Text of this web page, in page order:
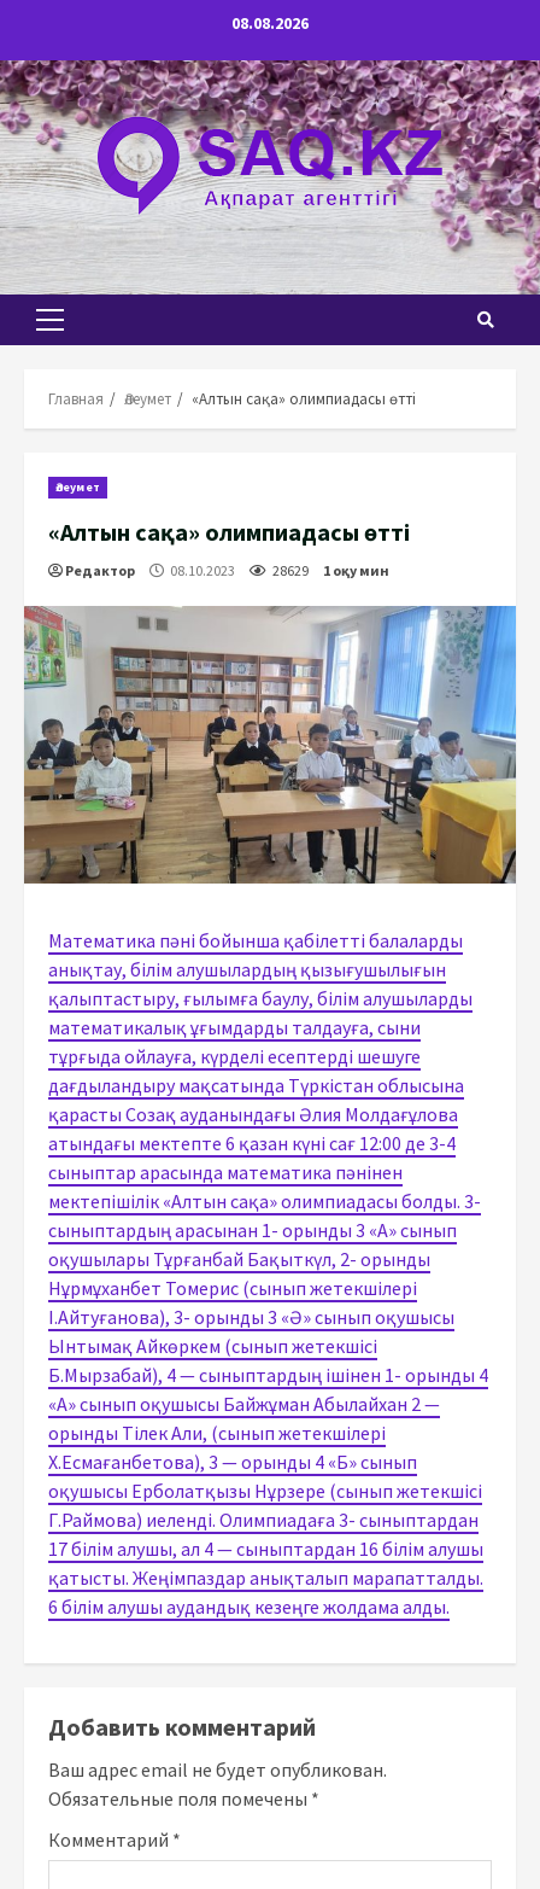
содержимому
08.08.2026
Основное
Главная Әлеумет «Алтын сақа» олимпиадасы өтті
Әлеумет
«Алтын сақа» олимпиадасы өтті
Редактор 08.10.2023 28629 1 оқу мин
Математика пәні бойынша қабілетті балаларды
анықтау, білім алушылардың қызығушылығын
қалыптастыру, ғылымға баулу, білім алушыларды
математикалық ұғымдарды талдауға, сыни
тұрғыда ойлауға, күрделі есептерді шешуге
дағдыландыру мақсатында Түркістан облысына
қарасты Созақ ауданындағы Әлия Молдағұлова
атындағы мектепте 6 қазан күні сағ 12:00 де 3-4
сыныптар арасында математика пәнінен
мектепішілік «Алтын сақа» олимпиадасы болды. 3-
сыныптардың арасынан 1- орынды 3 «А» сынып
оқушылары Тұрғанбай Бақыткүл, 2- орынды
Нұрмұханбет Томерис (сынып жетекшілері
І.Айтуғанова), 3- орынды 3 «Ә» сынып оқушысы
Ынтымақ Айкөркем (сынып жетекшісі
Б.Мырзабай), 4 — сыныптардың ішінен 1- орынды 4
«А» сынып оқушысы Байжұман Абылайхан 2 —
орынды Тілек Али, (сынып жетекшілері
Х.Есмағанбетова), 3 — орынды 4 «Б» сынып
оқушысы Ерболатқызы Нұрзере (сынып жетекшісі
Г.Раймова) иеленді. Олимпиадаға 3- сыныптардан
17 білім алушы, ал 4 — сыныптардан 16 білім алушы
қатысты. Жеңімпаздар анықталып марапатталды.
6 білім алушы аудандық кезеңге жолдама алды.
Добавить комментарий
Ваш адрес email не будет опубликован.
Обязательные поля помечены *
Комментарий *